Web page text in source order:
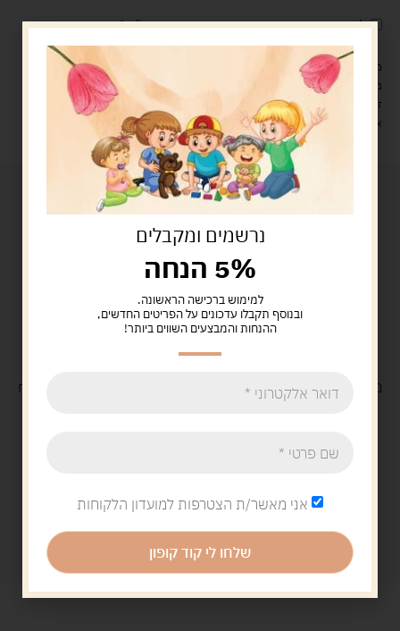
לארוז את המוצר באריזת מתנה5.00 ש"ח ?
מעל 329 ש"ח, משלוח עם שליח עד הבית חינם! – 0 ₪
משלוח עם שליח עד הבית: 29 ש"ח
זמן אספקה: עד 4 ימי עסקים.
איסוף עצמי: מ"ביתר טויס" רחוב בניין דוד 18, ביתר עילית.
משלוח חינםבקנייה מעל 329 ש"ח
נרשמים ומקבלים
5% הנחה
למימוש ברכישה הראשונה.
ובנוסף תקבלו עדכונים על הפריטים החדשים,
ההנחות והמבצעים השווים ביותר!
אני מאשר/ת הצטרפות למועדון הלקוחות
שלחו לי קוד קופון